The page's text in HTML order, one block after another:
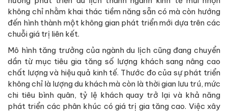
không chỉ nhằm khai thác tiềm năng sẵn có mà còn hướng
đến hình thành một không gian phát triển mới dựa trên các
chuỗi giá trị liên kết.
Mô hình tăng trưởng của ngành du lịch cũng đang chuyển
dần từ mục tiêu gia tăng số lượng khách sang nâng cao
chất lượng và hiệu quả kinh tế. Thước đo của sự phát triển
không chỉ là lượng du khách mà còn là thời gian lưu trú, mức
chi tiêu bình quân, tỷ lệ khách quay trở lại và khả năng
phát triển các phân khúc có giá trị gia tăng cao. Việc xây